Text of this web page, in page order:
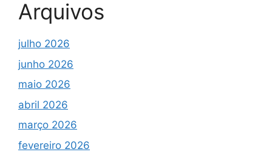
Arquivos
julho 2026
junho 2026
maio 2026
abril 2026
março 2026
fevereiro 2026